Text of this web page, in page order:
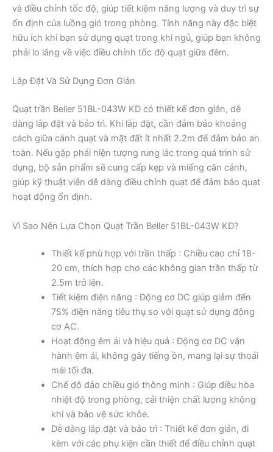
và điều chỉnh tốc độ, giúp tiết kiệm năng lượng và duy trì sự
ổn định của luồng gió trong phòng. Tính năng này đặc biệt
hữu ích khi bạn sử dụng quạt trong khi ngủ, giúp bạn không
phải lo lắng về việc điều chỉnh tốc độ quạt giữa đêm.
Lắp Đặt Và Sử Dụng Đơn Giản
Quạt trần Beller 51BL-043W KD có thiết kế đơn giản, dễ
dàng lắp đặt và bảo trì. Khi lắp đặt, cần đảm bảo khoảng
cách giữa cánh quạt và mặt đất ít nhất 2.2m để đảm bảo an
toàn. Nếu gặp phải hiện tượng rung lắc trong quá trình sử
dụng, bộ sản phẩm sẽ cung cấp kẹp và miếng cân cánh,
giúp kỹ thuật viên dễ dàng điều chỉnh quạt để đảm bảo quạt
hoạt động ổn định.
Vì Sao Nên Lựa Chọn Quạt Trần Beller 51BL-043W KD?
Thiết kế phù hợp với trần thấp : Chiều cao chỉ 18-
20 cm, thích hợp cho các không gian trần thấp từ
2.5m trở lên.
Tiết kiệm điện năng : Động cơ DC giúp giảm đến
75% điện năng tiêu thụ so với quạt sử dụng động
cơ AC.
Hoạt động êm ái và hiệu quả : Động cơ DC vận
hành êm ái, không gây tiếng ồn, mang lại sự thoải
mái tối đa.
Chế độ đảo chiều gió thông minh : Giúp điều hòa
nhiệt độ trong phòng, cải thiện chất lượng không
khí và bảo vệ sức khỏe.
Dễ dàng lắp đặt và bảo trì : Thiết kế đơn giản, đi
kèm với các phụ kiện cần thiết để điều chỉnh quạt